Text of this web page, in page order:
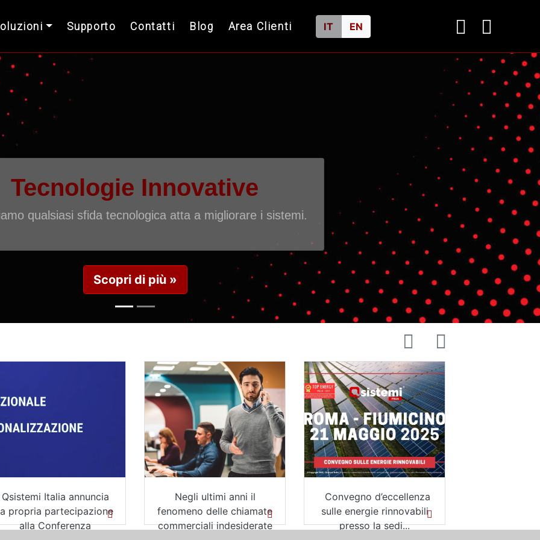
Supporto Contatti Blog Area Clienti IT EN
Digital Transformation
La trasformazione digitale in un'epoca di radicale cambiamento
globale.
Scopri di più »
disciplina
(D.M....
Intelligenza artificiale,
competenze digitali e
digital divide,...
Ieri 14 Novembre 2024, il
nostro Direttore
Operativo, Marco
Generale e Docente,
Marco Gerardi, ha siglato